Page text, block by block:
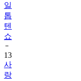
일
톱
텐
쇼
13
사
랑